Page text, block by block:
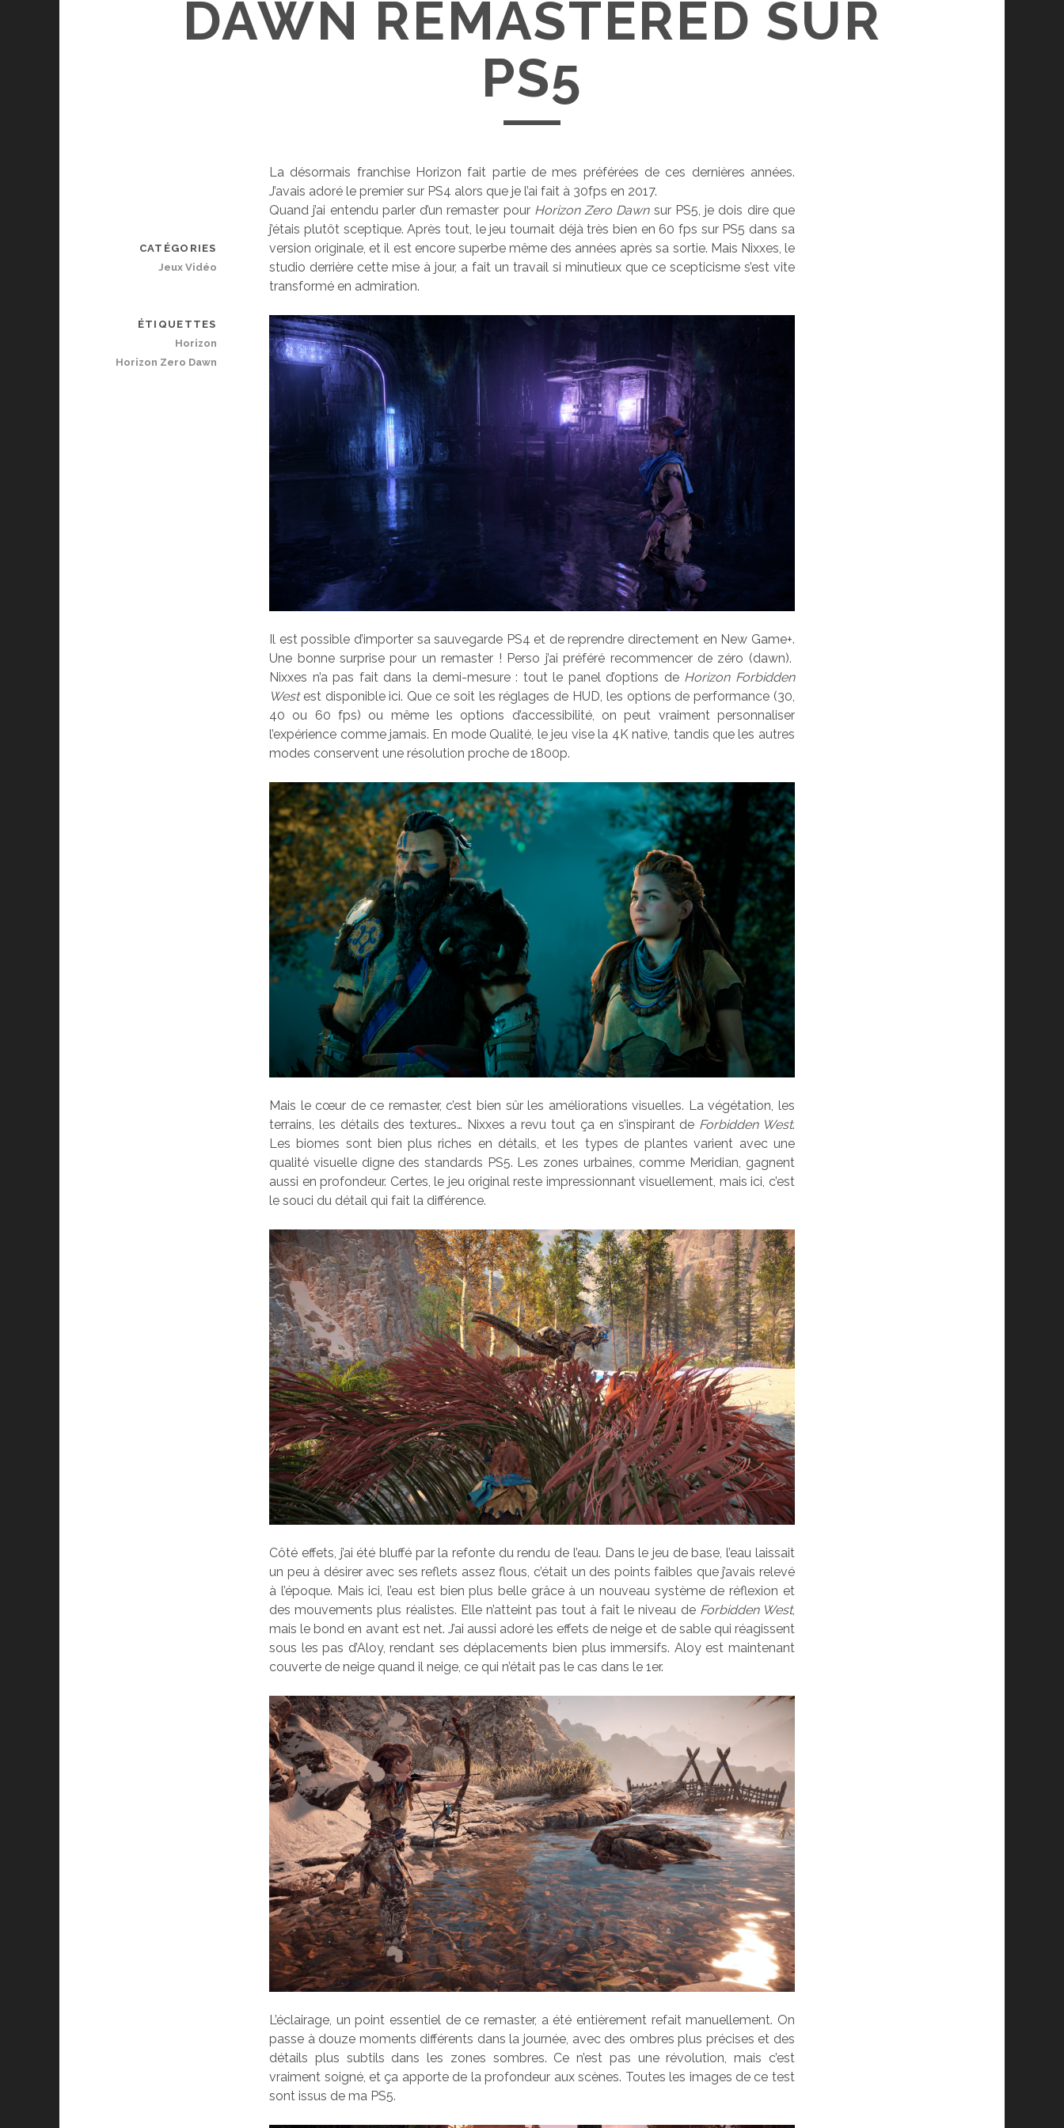
DAWN REMASTERED SUR
PS5
La désormais franchise Horizon fait partie de mes préférées de ces dernières années.
J’avais adoré le premier sur PS4 alors que je l’ai fait à 30fps en 2017.
Quand j’ai entendu parler d’un remaster pour Horizon Zero Dawnsur PS5, je dois dire que
j’étais plutôt sceptique. Après tout, le jeu tournait déjà très bien en 60 fps sur PS5 dans sa
version originale, et il est encore superbe même des années après sa sortie. Mais Nixxes, le
studio derrière cette mise à jour, a fait un travail si minutieux que ce scepticisme s’est vite
transformé en admiration.
Il est possible d’importer sa sauvegarde PS4 et de reprendre directement en New Game+.
Une bonne surprise pour un remaster ! Perso j’ai préféré recommencer de zéro (dawn).
Nixxes n’a pas fait dans la demi-mesure : tout le panel d’options de Horizon Forbidden
Westest disponible ici. Que ce soit les réglages de HUD, les options de performance (30,
40 ou 60 fps) ou même les options d’accessibilité, on peut vraiment personnaliser
l’expérience comme jamais. En mode Qualité, le jeu vise la 4K native, tandis que les autres
modes conservent une résolution proche de 1800p.
Mais le cœur de ce remaster, c’est bien sûr les améliorations visuelles. La végétation, les
terrains, les détails des textures… Nixxes a revu tout ça en s’inspirant de Forbidden West.
Les biomes sont bien plus riches en détails, et les types de plantes varient avec une
qualité visuelle digne des standards PS5. Les zones urbaines, comme Meridian, gagnent
aussi en profondeur. Certes, le jeu original reste impressionnant visuellement, mais ici, c’est
le souci du détail qui fait la différence.
Côté effets, j’ai été bluffé par la refonte du rendu de l’eau. Dans le jeu de base, l’eau laissait
un peu à désirer avec ses reflets assez flous, c’était un des points faibles que j’avais relevé
à l’époque. Mais ici, l’eau est bien plus belle grâce à un nouveau système de réflexion et
des mouvements plus réalistes. Elle n’atteint pas tout à fait le niveau de Forbidden West,
mais le bond en avant est net. J’ai aussi adoré les effets de neige et de sable qui réagissent
sous les pas d’Aloy, rendant ses déplacements bien plus immersifs. Aloy est maintenant
couverte de neige quand il neige, ce qui n’était pas le cas dans le 1er.
L’éclairage, un point essentiel de ce remaster, a été entièrement refait manuellement. On
passe à douze moments différents dans la journée, avec des ombres plus précises et des
détails plus subtils dans les zones sombres. Ce n’est pas une révolution, mais c’est
vraiment soigné, et ça apporte de la profondeur aux scènes. Toutes les images de ce test
sont issus de ma PS5.
CATÉGORIES
Jeux Vidéo
ÉTIQUETTES
Horizon
Horizon Zero Dawn